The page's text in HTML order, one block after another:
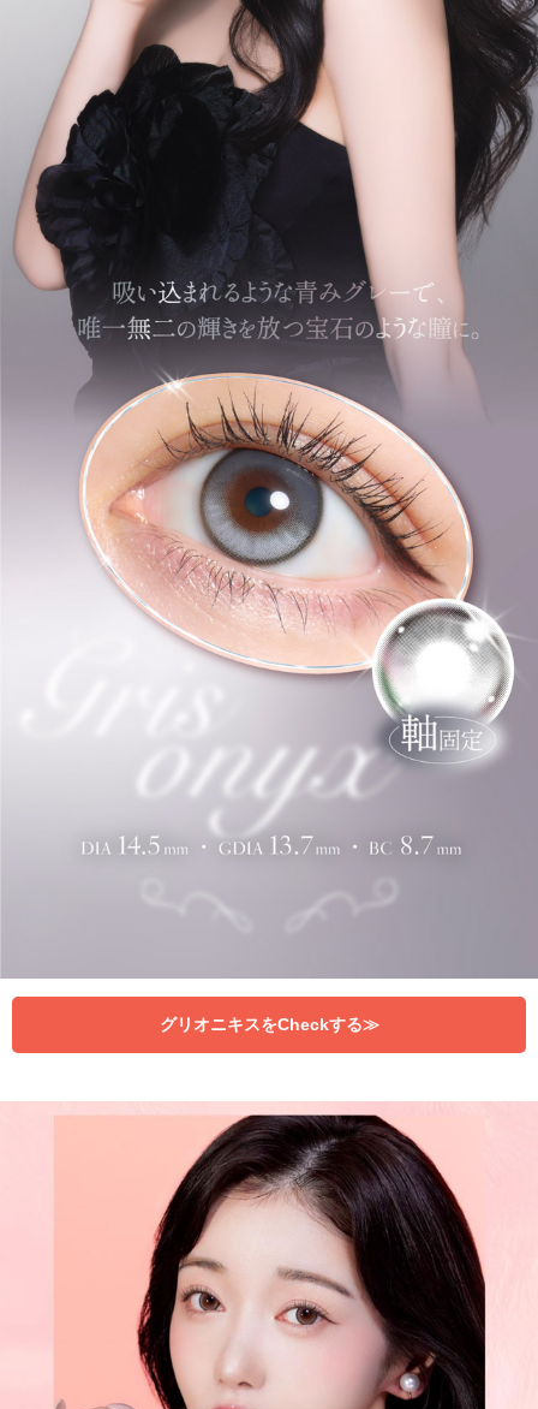
グリオニキスをCheckする≫